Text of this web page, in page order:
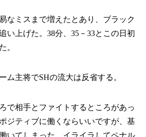
なミスまで増えたとあり、ブラック
い上げた。38分、35－33とこの日初
。
主将でSHの流大は反省する。
で相手とファイトするところがあっ
ジティブに働くならいいですが、基